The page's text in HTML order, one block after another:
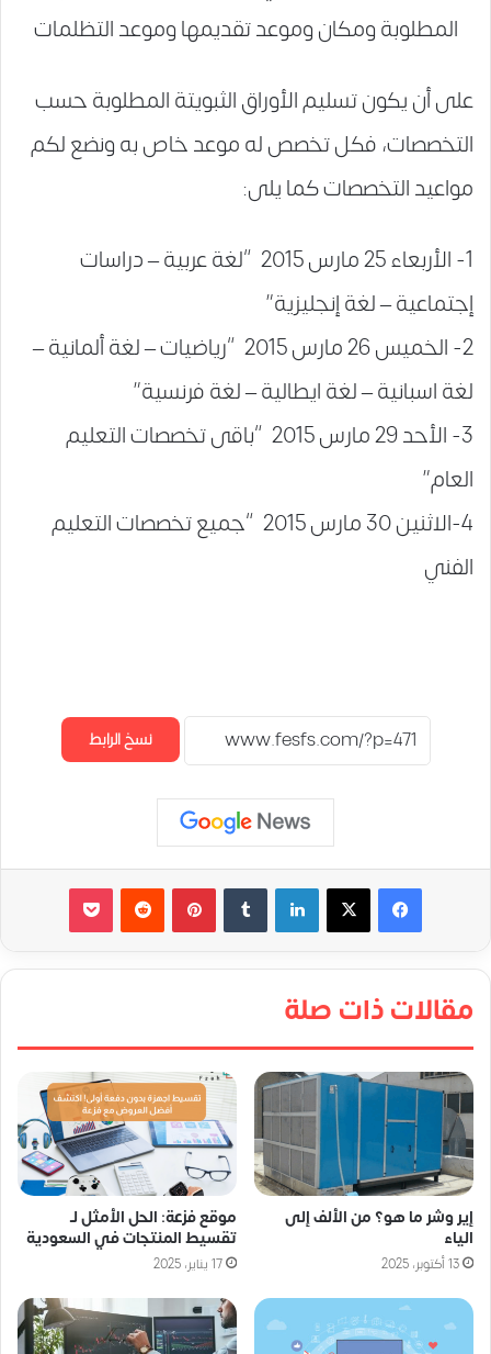
على أن يكون تسليم الأوراق الثبويتة المطلوبة حسب
التخصصات، فكل تخصص له موعد خاص به ونضع لكم
مواعيد التخصصات كما يلى:
1- الأربعاء 25 مارس 2015 “لغة عربية – دراسات
إجتماعية – لغة إنجليزية”
2- الخميس 26 مارس 2015 “رياضيات – لغة ألمانية –
لغة اسبانية – لغة ايطالية – لغة فرنسية”
3- الأحد 29 مارس 2015 “باقى تخصصات التعليم
العام”
4-الاثنين 30 مارس 2015 “جميع تخصصات التعليم
الفني
نسخ الرابط
لينكدإن بينتيريست
مقالات ذات صلة
إير وشر ما هو؟ من الألف إلى
الياء
13 أكتوبر، 2025
موقع فزعة: الحل الأمثل لـ
تقسيط المنتجات في السعودية
17 يناير، 2025